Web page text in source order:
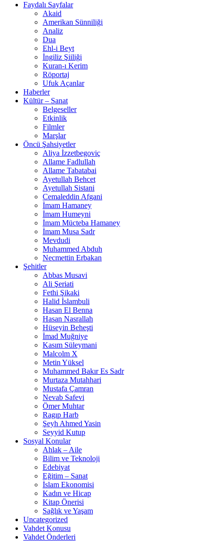
Faydalı Sayfalar
Akaid
Amerikan Sünniliği
Analiz
Dua
Ehl-i Beyt
İngiliz Şiiliği
Kuran-ı Kerim
Röportaj
Ufuk Açanlar
Haberler
Kültür – Sanat
Belgeseller
Etkinlik
Filmler
Marşlar
Öncü Şahsiyetler
Aliya İzzetbegoviç
Allame Fadlullah
Allame Tabatabai
Ayetullah Behcet
Ayetullah Sistani
Cemaleddin Afgani
İmam Hamaney
İmam Humeyni
İmam Mücteba Hamaney
İmam Musa Sadr
Mevdudi
Muhammed Abduh
Necmettin Erbakan
Şehitler
Abbas Musavi
Ali Şeriati
Fethi Şikaki
Halid İslambuli
Hasan El Benna
Hasan Nasrallah
Hüseyin Beheşti
İmad Muğniye
Kasım Süleymani
Malcolm X
Metin Yüksel
Muhammed Bakır Es Sadr
Murtaza Mutahhari
Mustafa Çamran
Nevab Safevi
Ömer Muhtar
Ragıp Harb
Şeyh Ahmed Yasin
Seyyid Kutup
Sosyal Konular
Ahlak – Aile
Bilim ve Teknoloji
Edebiyat
Eğitim – Sanat
İslam Ekonomisi
Kadın ve Hicap
Kitap Önerisi
Sağlık ve Yaşam
Uncategorized
Vahdet Konusu
Vahdet Önderleri